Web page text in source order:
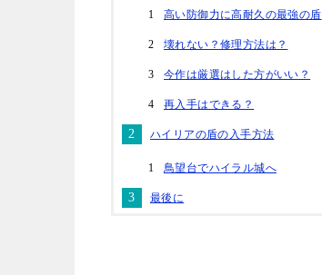
高い防御力に高耐久の最強の盾
壊れない？修理方法は？
今作は厳選はした方がいい？
再入手はできる？
ハイリアの盾の入手方法
鳥望台でハイラル城へ
最後に